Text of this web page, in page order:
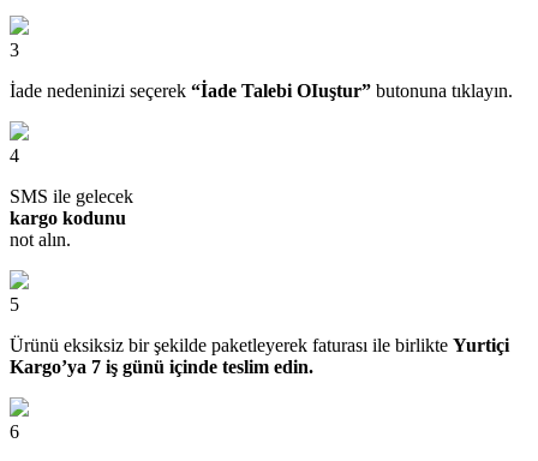
3
İade nedeninizi seçerek “İade Talebi OIuştur” butonuna tıklayın.
4
SMS ile gelecek
kargo kodunu
not alın.
5
Ürünü eksiksiz bir şekilde paketleyerek faturası ile birlikte Yurtiçi
Kargo’ya 7 iş günü içinde teslim edin.
6